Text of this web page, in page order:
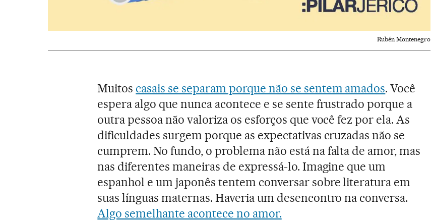
Rubén Montenegro
Muitos casais se separam porque não se sentem amados. Você
espera algo que nunca acontece e se sente frustrado porque a
outra pessoa não valoriza os esforços que você fez por ela. As
dificuldades surgem porque as expectativas cruzadas não se
cumprem. No fundo, o problema não está na falta de amor, mas
nas diferentes maneiras de expressá-lo. Imagine que um
espanhol e um japonês tentem conversar sobre literatura em
suas línguas maternas. Haveria um desencontro na conversa.
Algo semelhante acontece no amor.